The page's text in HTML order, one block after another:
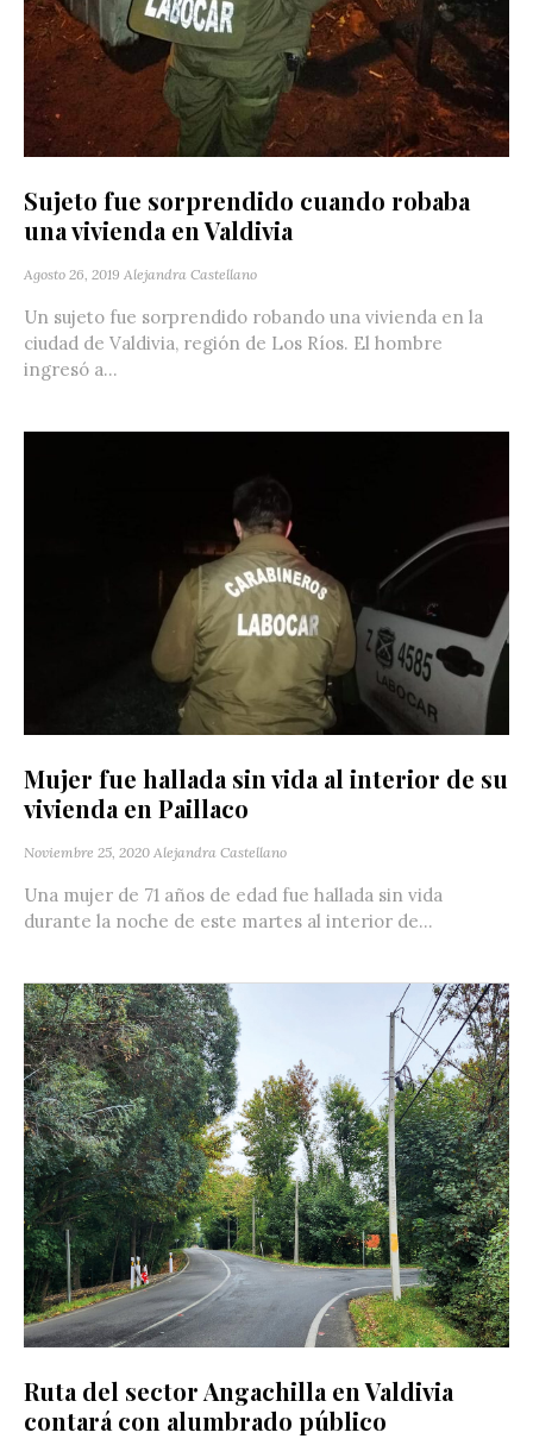
Sujeto fue sorprendido cuando robaba
una vivienda en Valdivia
Agosto 26, 2019 Alejandra Castellano
Un sujeto fue sorprendido robando una vivienda en la
ciudad de Valdivia, región de Los Ríos. El hombre
ingresó a...
Mujer fue hallada sin vida al interior de su
vivienda en Paillaco
Noviembre 25, 2020 Alejandra Castellano
Una mujer de 71 años de edad fue hallada sin vida
durante la noche de este martes al interior de...
Ruta del sector Angachilla en Valdivia
contará con alumbrado público